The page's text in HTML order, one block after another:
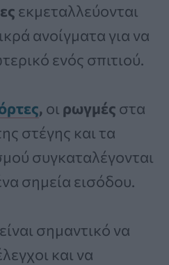
εκμεταλλεύονται
ανοίγματα για να
ενός σπιτιού.
, οι ρωγμές στα
στέγης και τα
συγκαταλέγονται
σημεία εισόδου.
σημαντικό να
και να